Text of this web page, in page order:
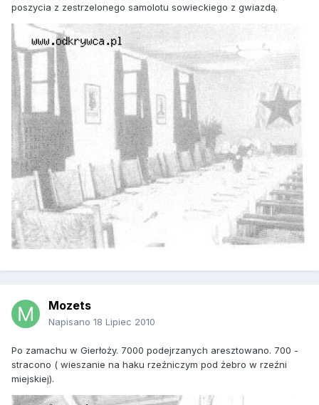
poszycia z zestrzelonego samolotu sowieckiego z gwiazdą.
Mozets
Napisano 18 Lipiec 2010
Po zamachu w Gierłoży. 7000 podejrzanych aresztowano. 700 -
stracono ( wieszanie na haku rzeźniczym pod żebro w rzeźni
miejskiej).